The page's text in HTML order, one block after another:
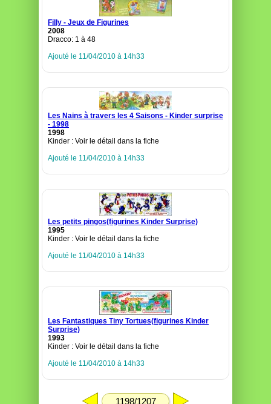
Filly - Jeux de Figurines
2008
Dracco: 1 à 48
Ajouté le 11/04/2010 à 14h33
Les Nains à travers les 4 Saisons - Kinder surprise
- 1998
1998
Kinder : Voir le détail dans la fiche
Ajouté le 11/04/2010 à 14h33
Les petits pingos(figurines Kinder Surprise)
1995
Kinder : Voir le détail dans la fiche
Ajouté le 11/04/2010 à 14h33
Les Fantastiques Tiny Tortues(figurines Kinder
Surprise)
1993
Kinder : Voir le détail dans la fiche
Ajouté le 11/04/2010 à 14h33
1198/1207